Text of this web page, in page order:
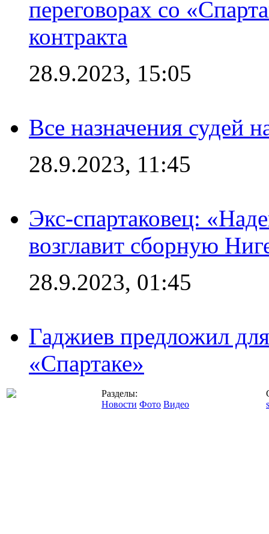
переговорах со
контракта
28.9.2023, 15:05
Все назначения судей
28.9.2023, 11:45
Экс-спартаковец:
возглавит сборную
28.9.2023, 01:45
Гаджиев предложил
«Спартаке»
Разделы:
Новости Фото Видео